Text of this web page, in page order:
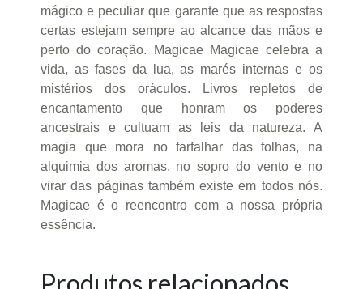
mágico e peculiar que garante que as respostas
certas estejam sempre ao alcance das mãos e
perto do coração. Magicae Magicae celebra a
vida, as fases da lua, as marés internas e os
mistérios dos oráculos. Livros repletos de
encantamento que honram os poderes
ancestrais e cultuam as leis da natureza. A
magia que mora no farfalhar das folhas, na
alquimia dos aromas, no sopro do vento e no
virar das páginas também existe em todos nós.
Magicae é o reencontro com a nossa própria
essência.